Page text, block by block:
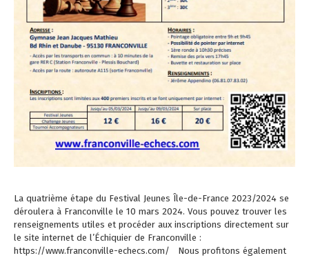
La quatrième étape du Festival Jeunes Île-de-France 2023/2024 se
déroulera à Franconville le 10 mars 2024. Vous pouvez trouver les
renseignements utiles et procéder aux inscriptions directement sur
le site internet de l’Échiquier de Franconville :
https://www.franconville-echecs.com/ Nous profitons également